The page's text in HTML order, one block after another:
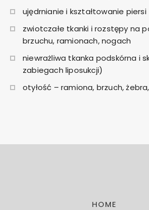
ujędrnianie i kształtowanie piersi
zwiotczałe tkanki i rozstępy na
brzuchu, ramionach, nogach
niewrażliwa tkanka podskórna i
zabiegach liposukcji)
otyłość – ramiona, brzuch,
HOME